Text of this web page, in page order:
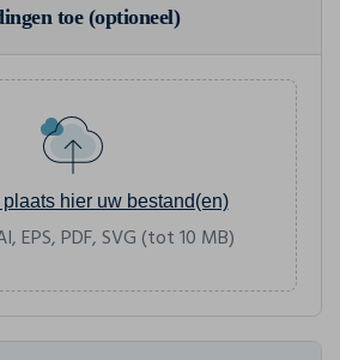
toe (optioneel)
hier uw bestand(en)
EPS, PDF, SVG (tot 10 MB)